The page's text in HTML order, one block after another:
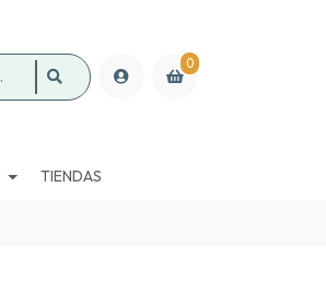
0
TIENDAS